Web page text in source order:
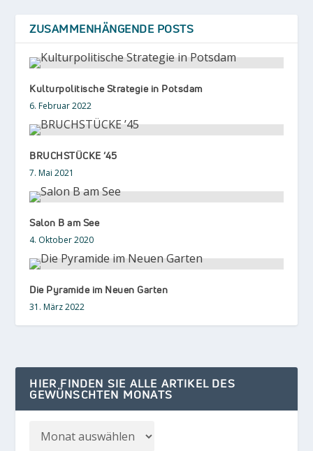
ZUSAMMENHÄNGENDE POSTS
Kulturpolitische Strategie in Potsdam
6. Februar 2022
BRUCHSTÜCKE ’45
7. Mai 2021
Salon B am See
4. Oktober 2020
Die Pyramide im Neuen Garten
31. März 2022
HIER FINDEN SIE ALLE ARTIKEL DES
GEWÜNSCHTEN MONATS